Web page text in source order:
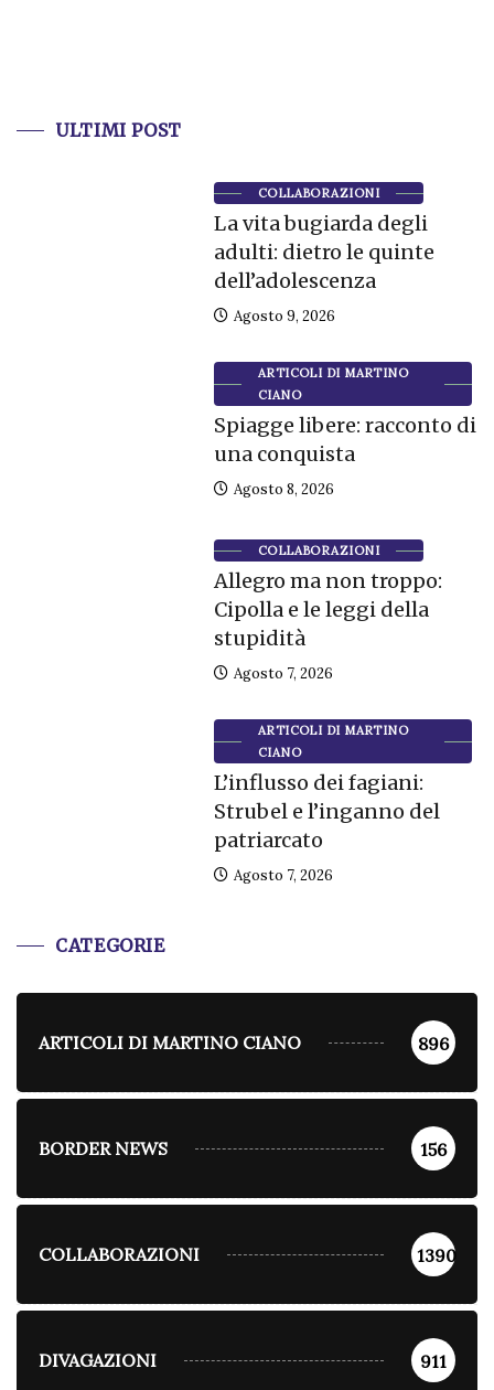
ULTIMI POST
COLLABORAZIONI
La vita bugiarda degli
adulti: dietro le quinte
dell’adolescenza
Agosto 9, 2026
ARTICOLI DI MARTINO
CIANO
Spiagge libere: racconto di
una conquista
Agosto 8, 2026
COLLABORAZIONI
Allegro ma non troppo:
Cipolla e le leggi della
stupidità
Agosto 7, 2026
ARTICOLI DI MARTINO
CIANO
L’influsso dei fagiani:
Strubel e l’inganno del
patriarcato
Agosto 7, 2026
CATEGORIE
ARTICOLI DI MARTINO CIANO 896
BORDER NEWS 156
COLLABORAZIONI 1390
DIVAGAZIONI 911